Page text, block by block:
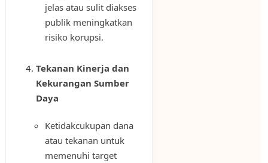
jelas atau sulit diakses
publik meningkatkan
risiko korupsi.
Tekanan Kinerja dan
Kekurangan Sumber
Daya
Ketidakcukupan dana
atau tekanan untuk
memenuhi target